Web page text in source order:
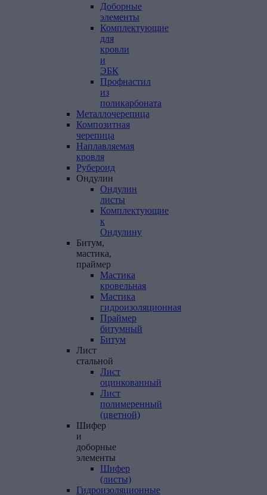
Доборные
элементы
Комплектующие
для
кровли
и
ЭБК
Профнастил
из
поликарбоната
Металлочерепица
Композитная
черепица
Наплавляемая
кровля
Рубероид
Ондулин
Ондулин
листы
Комплектующие
к
Ондулину
Битум,
мастика,
праймер
Мастика
кровельная
Мастика
гидроизоляционная
Праймер
битумный
Битум
Лист
стальной
Лист
оцинкованный
Лист
полимеренный
(цветной)
Шифер
и
доборные
элементы
Шифер
(листы)
Гидроизоляционные